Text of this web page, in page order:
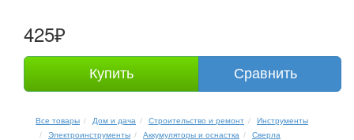
425₽
Купить Сравнить
Все товары Дом и дача Строительство и ремонт
Инструменты
Электроинструменты
Аккумуляторы и оснастка
Сверла